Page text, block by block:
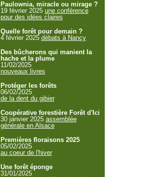
Paulownia, miracle ou mirage ?
19 février 2025 une conférence
pour des idées claires
Quelle forêt pour demain ?
4 février 2025 débats à Nancy
Des bûcherons qui manient la
hache et la plume
11/02/2025
nouveaux livres
Protéger les forêts
06/02/2025
de la dent du gibier
Coopérative forestière Forêt d'Ici
30 janvier 2025 assemblée
générale en Alsace
Premières floraisons 2025
05/02/2025
au coeur de l'hiver
Une forêt éponge
31/01/2025